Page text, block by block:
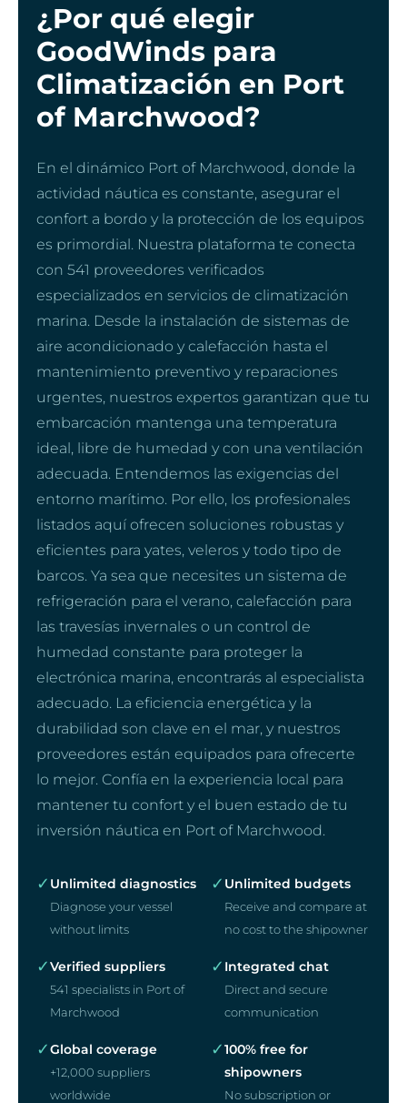
¿Por qué elegir
GoodWinds para
Climatización en Port
of Marchwood?
En el dinámico Port of Marchwood, donde la
actividad náutica es constante, asegurar el
confort a bordo y la protección de los equipos
es primordial. Nuestra plataforma te conecta
con 541 proveedores verificados
especializados en servicios de climatización
marina. Desde la instalación de sistemas de
aire acondicionado y calefacción hasta el
mantenimiento preventivo y reparaciones
urgentes, nuestros expertos garantizan que tu
embarcación mantenga una temperatura
ideal, libre de humedad y con una ventilación
adecuada. Entendemos las exigencias del
entorno marítimo. Por ello, los profesionales
listados aquí ofrecen soluciones robustas y
eficientes para yates, veleros y todo tipo de
barcos. Ya sea que necesites un sistema de
refrigeración para el verano, calefacción para
las travesías invernales o un control de
humedad constante para proteger la
electrónica marina, encontrarás al especialista
adecuado. La eficiencia energética y la
durabilidad son clave en el mar, y nuestros
proveedores están equipados para ofrecerte
lo mejor. Confía en la experiencia local para
mantener tu confort y el buen estado de tu
inversión náutica en Port of Marchwood.
✓ Unlimited diagnostics
Diagnose your vessel
without limits
✓ Unlimited budgets
Receive and compare at
no cost to the shipowner
✓Verified suppliers
541 specialists in Port of
Marchwood
✓ Integrated chat
Direct and secure
communication
✓Global coverage
+12,000 suppliers
worldwide
✓100% free for
shipowners
No subscription or